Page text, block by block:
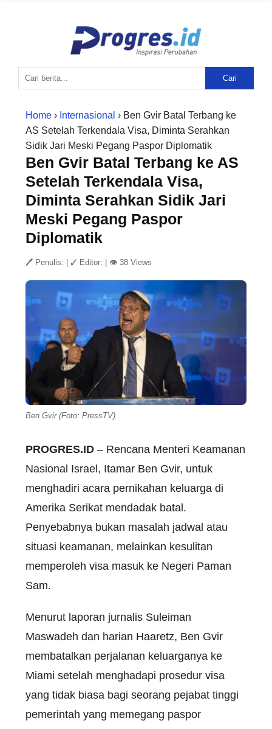
Cari
Home › Internasional › Ben Gvir Batal Terbang ke
AS Setelah Terkendala Visa, Diminta Serahkan
Sidik Jari Meski Pegang Paspor Diplomatik
Ben Gvir Batal Terbang ke AS
Setelah Terkendala Visa,
Diminta Serahkan Sidik Jari
Meski Pegang Paspor
Diplomatik
🖊 Penulis: ✓ Editor: 👁 38 Views
Ben Gvir (Foto: PressTV)
PROGRES.ID – Rencana Menteri Keamanan
Nasional Israel, Itamar Ben Gvir, untuk
menghadiri acara pernikahan keluarga di
Amerika Serikat mendadak batal.
Penyebabnya bukan masalah jadwal atau
situasi keamanan, melainkan kesulitan
memperoleh visa masuk ke Negeri Paman
Sam.
Menurut laporan jurnalis Suleiman
Maswadeh dan harian Haaretz, Ben Gvir
membatalkan perjalanan keluarganya ke
Miami setelah menghadapi prosedur visa
yang tidak biasa bagi seorang pejabat tinggi
pemerintah yang memegang paspor